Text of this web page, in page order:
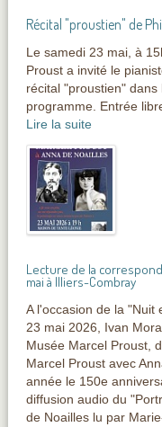
Récital "proustien" de
Le samedi 23 mai, à
Proust a invité le
récital "proustien"
programme. Entrée
Lire la suite
Lecture de la
mai à Illiers-Combray
A l'occasion de la "Nuit
23 mai 2026, Ivan
Musée Marcel Proust,
Marcel Proust avec
année le 150e
diffusion audio du
de Noailles lu par